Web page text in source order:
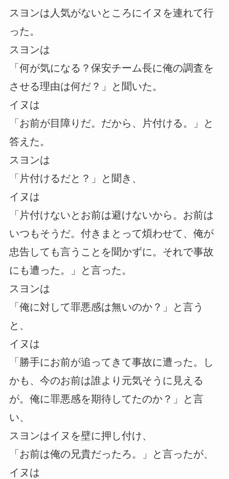
スヨンは人気がないところにイヌを連れて行
った。
スヨンは
「何が気になる？保安チーム長に俺の調査を
させる理由は何だ？」と聞いた。
イヌは
「お前が目障りだ。だから、片付ける。」と
答えた。
スヨンは
「片付けるだと？」と聞き、
イヌは
「片付けないとお前は避けないから。お前は
いつもそうだ。付きまとって煩わせて、俺が
忠告しても言うことを聞かずに。それで事故
にも遭った。」と言った。
スヨンは
「俺に対して罪悪感は無いのか？」と言う
と、
イヌは
「勝手にお前が追ってきて事故に遭った。し
かも、今のお前は誰より元気そうに見える
が。俺に罪悪感を期待してたのか？」と言
い、
スヨンはイヌを壁に押し付け、
「お前は俺の兄貴だったろ。」と言ったが、
イヌは